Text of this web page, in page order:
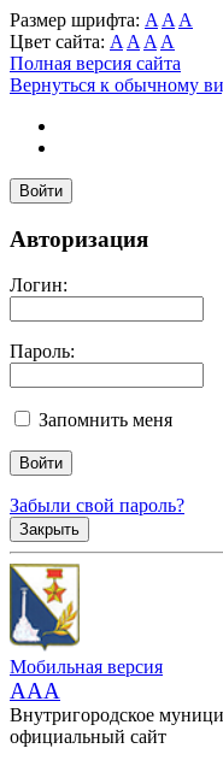
Размер шрифта: A A A
Цвет сайта: A A A A
Полная версия сайта
Вернуться к обычному
Войти
Авторизация
Логин:
Пароль:
Запомнить меня
Забыли свой пароль?
Закрыть
Мобильная версия
AAA
Внутригородское
официальный сайт